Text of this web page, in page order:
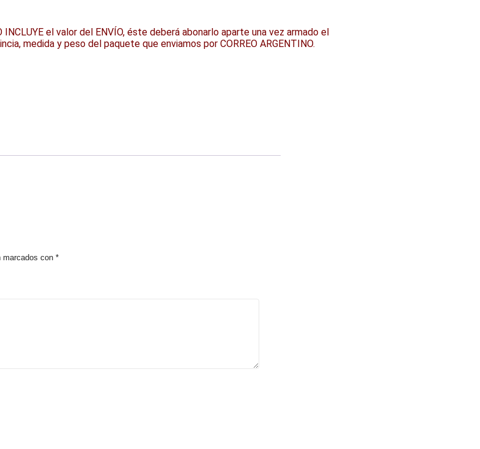
el valor del ENVÍO, éste deberá abonarlo aparte una vez armado el
medida y peso del paquete que enviamos por CORREO ARGENTINO.
marcados con *